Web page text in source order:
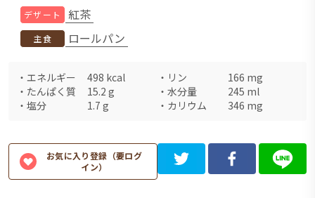
デザート 紅茶
主食 ロールパン
・ エネルギー 498 kcal ・ リン 166 mg
・ たんぱく質 15.2 g ・ 水分量 245 ml
・ 塩分 1.7 g ・ カリウム 346 mg
お気に入り登録（要ログ
イン）